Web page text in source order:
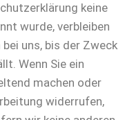
keine
wurde, verbleiben
uns, bis der Zweck
Wenn Sie ein
machen oder
widerrufen,